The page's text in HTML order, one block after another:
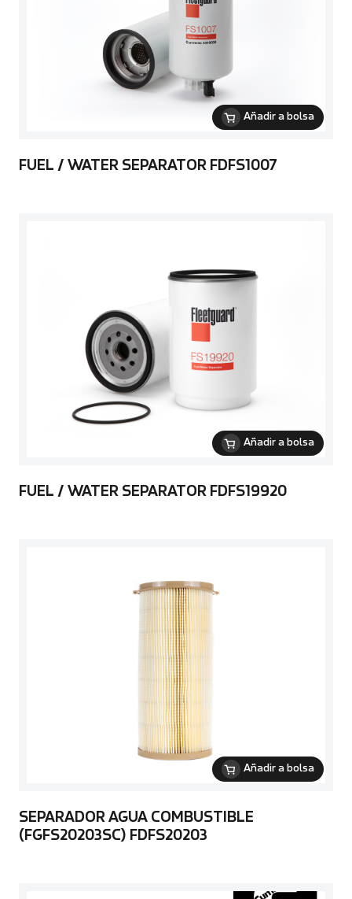
Añadir a bolsa
FUEL / WATER SEPARATOR FDFS1007
Añadir a bolsa
FUEL / WATER SEPARATOR FDFS19920
Añadir a bolsa
SEPARADOR AGUA COMBUSTIBLE
(FGFS20203SC) FDFS20203